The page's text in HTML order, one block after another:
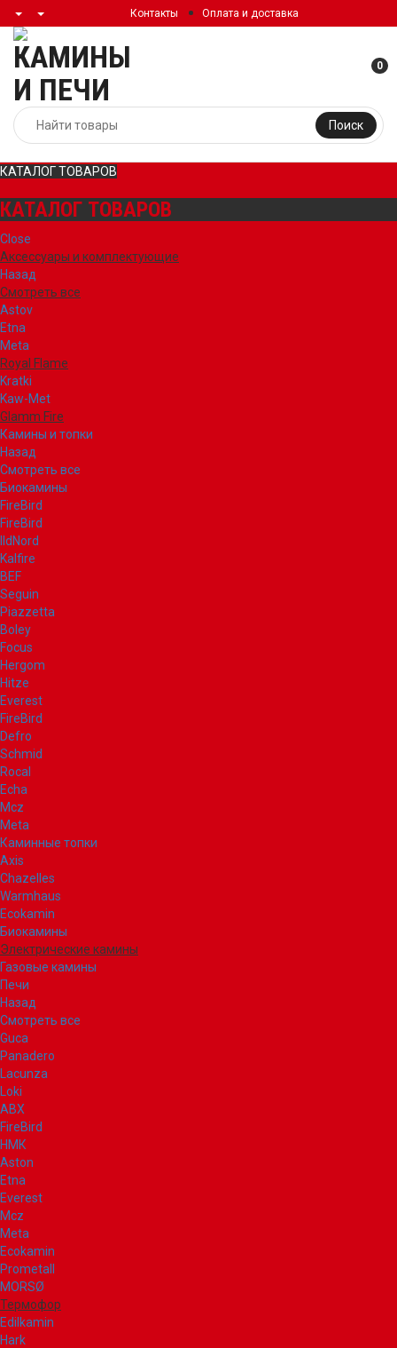
Контакты Оплата и доставка
Поиск
0
КАТАЛОГ ТОВАРОВ
КАТАЛОГ ТОВАРОВ
Close
Аксессуары и комплектующие
Назад
Смотреть все
Astov
Etna
Meta
Royal Flame
Kratki
Kaw-Met
Glamm Fire
Камины и топки
Назад
Смотреть все
Биокамины
FireBird
FireBird
IldNord
Kalfire
BEF
Seguin
Piazzetta
Boley
Focus
Hergom
Hitze
Everest
FireBird
Defro
Schmid
Rocal
Echa
Mcz
Meta
Каминные топки
Axis
Chazelles
Warmhaus
Ecokamin
Биокамины
Электрические камины
Газовые камины
Печи
Назад
Смотреть все
Guca
Panadero
Lacunza
Loki
ABX
FireBird
НМК
Aston
Etna
Everest
Mcz
Meta
Ecokamin
Prometall
MORSØ
Термофор
Edilkamin
Hark